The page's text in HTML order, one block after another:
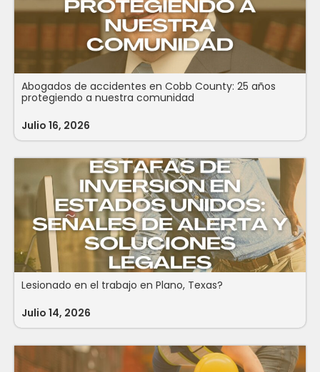
Abogados de accidentes en Cobb County: 25 años
protegiendo a nuestra comunidad
Julio 16, 2026
Lesionado en el trabajo en Plano, Texas?
Julio 14, 2026